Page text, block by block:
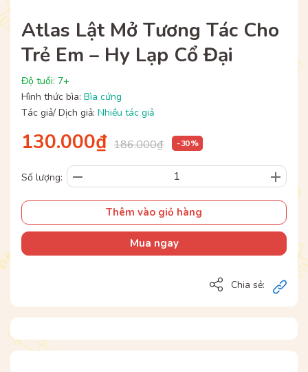
Atlas Lật Mở Tương Tác Cho
Trẻ Em – Hy Lạp Cổ Đại
Độ tuổi: 7+
Hình thức bìa: Bìa cứng
Tác giả/ Dịch giả: Nhiều tác giả
130.000₫ 186.000₫ - 30 %
Số lượng:
Thêm vào giỏ hàng
Mua ngay
Chia sẻ: